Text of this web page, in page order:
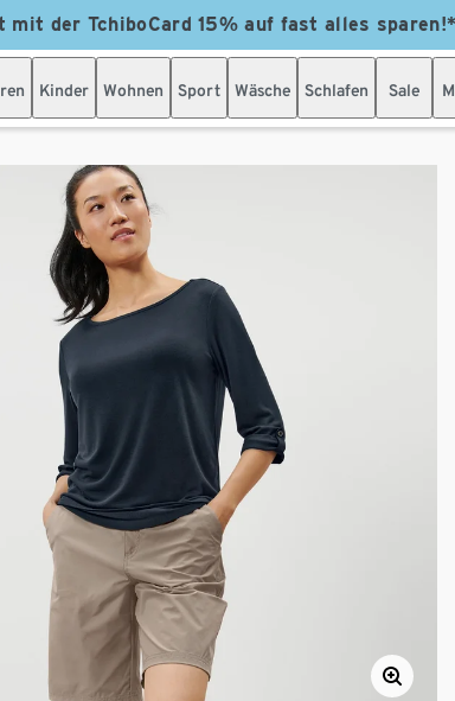
mit der TchiboCard 15% auf fast alles sparen!*
Kinder Wohnen Sport Wäsche Schlafen Sale